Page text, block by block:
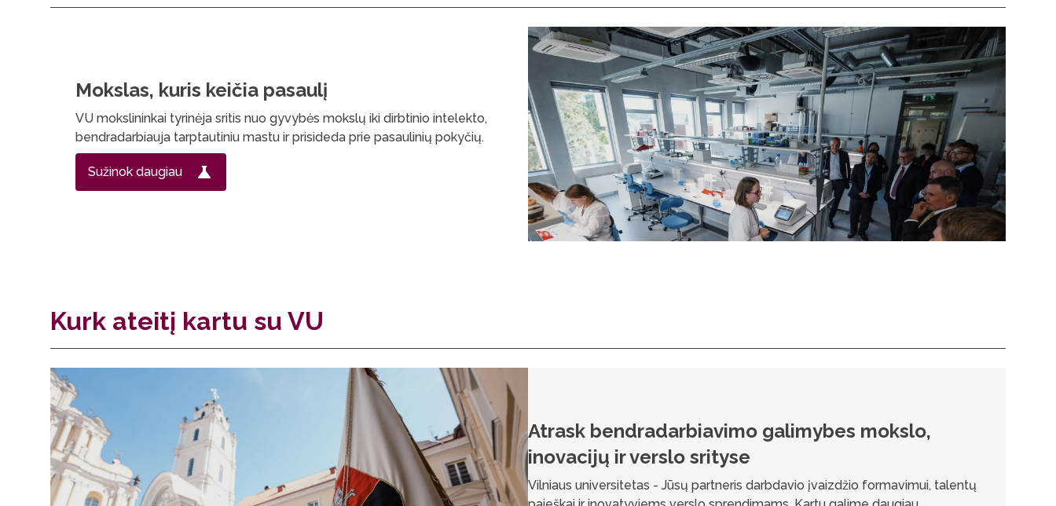
Mokslas, kuris keičia pasaulį
VU mokslininkai tyrinėja sritis nuo gyvybės mokslų iki dirbtinio intelekto,
bendradarbiauja tarptautiniu mastu ir prisideda prie pasaulinių pokyčių.
Sužinok daugiau
Kurk ateitį kartu su VU
Atrask bendradarbiavimo galimybes mokslo,
inovacijų ir verslo srityse
Vilniaus universitetas - Jūsų partneris darbdavio įvaizdžio formavimui, talentų